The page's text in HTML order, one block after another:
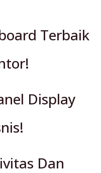
Terbaik
Display
Dan